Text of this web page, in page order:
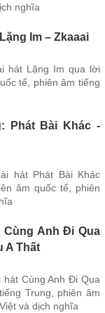
nghĩa
Im – Zkaaai
hát Lặng Im qua lời
tế, phiên âm tiếng
Phát Bài Khác -
hát Phát Bài Khác
âm quốc tế, phiên
Cùng Anh Đi Qua
A Thất
hát Cùng Anh Đi Qua
Trung, phiên âm
và dịch nghĩa